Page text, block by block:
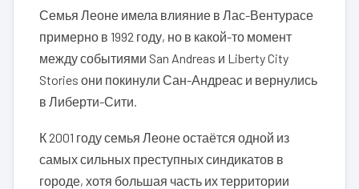
Семья Леоне имела влияние в Лас-Вентурасе
примерно в 1992 году, но в какой-то момент
между событиями San Andreas и Liberty City
Stories они покинули Сан-Андреас и вернулись
в Либерти-Сити.
К 2001 году семья Леоне остаётся одной из
самых сильных преступных синдикатов в
городе, хотя большая часть их территории